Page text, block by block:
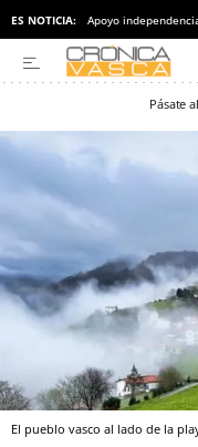
ES NOTICIA: Apoyo
Pásate
El pueblo vasco al lado de la